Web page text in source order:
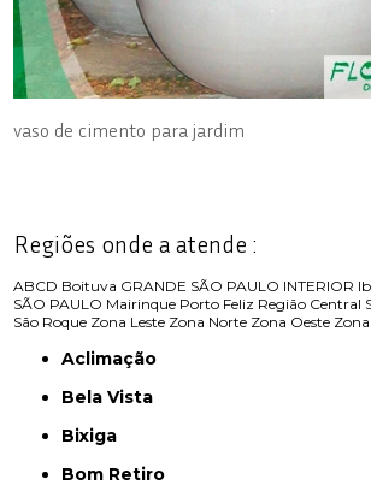
vaso de cimento para jardim
Regiões onde a atende :
ABCD Boituva GRANDE SÃO PAULO INTERIOR
SÃO PAULO Mairinque Porto Feliz Região Central
São Roque Zona Leste Zona Norte Zona Oeste
Aclimação
Bela Vista
Bixiga
Bom Retiro